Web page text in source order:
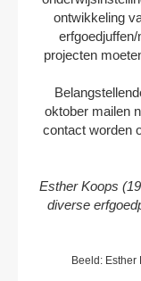
ontwikkeling
projecten
oktober mailen
contact worden
Esther Koops
diverse
Beeld: